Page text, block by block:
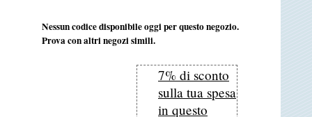
Nessun codice disponibile oggi per questo negozio.
Prova con altri negozi simili.
7% di sconto
sulla tua spesa
in questo